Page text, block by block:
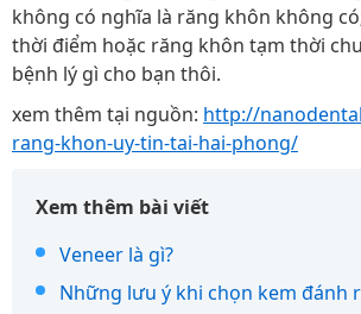
không có nghĩa là răng khôn không
thời điểm hoặc răng khôn tạm thời
bệnh lý gì cho bạn thôi.
xem thêm tại nguồn: http://
rang-khon-uy-tin-tai-hai-phong/
Xem thêm bài viết
Veneer là gì?
Những lưu ý khi chọn kem đánh